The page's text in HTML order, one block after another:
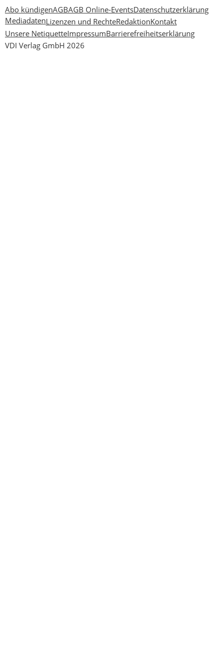
Abo kündigenAGBAGB Online-EventsDatenschutzerklärung
MediadatenLizenzen und RechteRedaktionKontakt
Unsere NetiquetteImpressumBarrierefreiheitserklärung
VDI Verlag GmbH 2026